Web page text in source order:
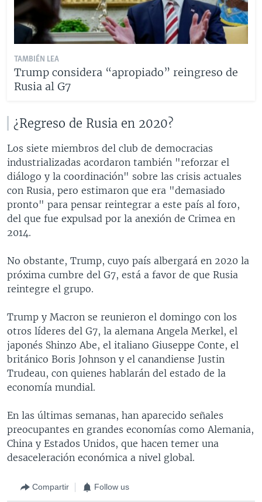
TAMBIÉN LEA
Trump considera “apropiado” reingreso de
Rusia al G7
¿Regreso de Rusia en 2020?
Los siete miembros del club de democracias
industrializadas acordaron también "reforzar el
diálogo y la coordinación" sobre las crisis actuales
con Rusia, pero estimaron que era "demasiado
pronto" para pensar reintegrar a este país al foro,
del que fue expulsad por la anexión de Crimea en
2014.
No obstante, Trump, cuyo país albergará en 2020 la
próxima cumbre del G7, está a favor de que Rusia
reintegre el grupo.
Trump y Macron se reunieron el domingo con los
otros líderes del G7, la alemana Angela Merkel, el
japonés Shinzo Abe, el italiano Giuseppe Conte, el
británico Boris Johnson y el canandiense Justin
Trudeau, con quienes hablarán del estado de la
economía mundial.
En las últimas semanas, han aparecido señales
preocupantes en grandes economías como Alemania,
China y Estados Unidos, que hacen temer una
desaceleración económica a nivel global.
Compartir Follow us